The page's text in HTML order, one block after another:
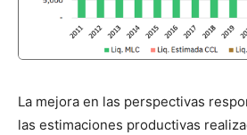
La mejora en las perspectivas
las estimaciones productivas